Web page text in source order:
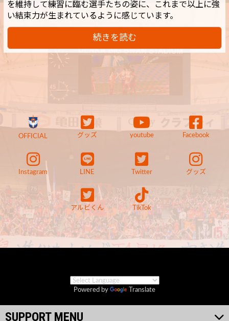
を維持して練習に臨む選手たちの姿に、これまで以上に強
い結束力が生まれているように感じています。
続きを読む
OFFICIAL グッズ youtube Facebook
Instagram LINE Twitter グッズ
アルビくん TikTok
Powered by Translate
SUPPORT MENU